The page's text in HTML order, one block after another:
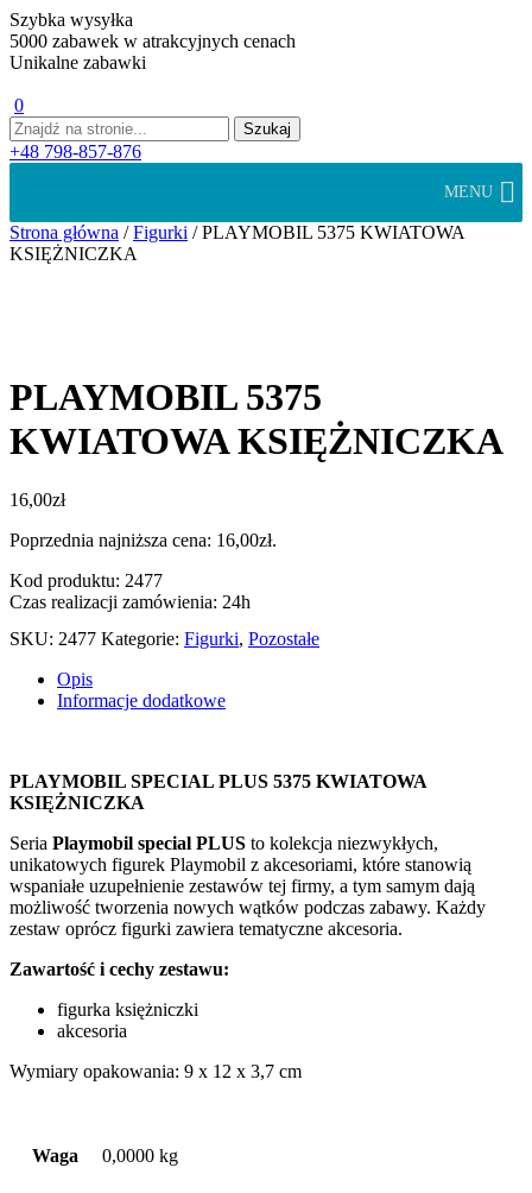
Szybka wysyłka
5000 zabawek w atrakcyjnych cenach
Unikalne zabawki
0
+48 798-857-876
MENU
Strona główna /Figurki / PLAYMOBIL 5375 KWIATOWA
KSIĘŻNICZKA
PLAYMOBIL 5375
KWIATOWA KSIĘŻNICZKA
16,00zł
Poprzednia najniższa cena: 16,00zł.
Kod produktu: 2477
Czas realizacji zamówienia: 24h
SKU: 2477 Kategorie: Figurki, Pozostałe
Opis
Informacje dodatkowe
PLAYMOBIL SPECIAL PLUS 5375 KWIATOWA
KSIĘŻNICZKA
Seria Playmobil special PLUS to kolekcja niezwykłych,
unikatowych figurek Playmobil z akcesoriami, które stanowią
wspaniałe uzupełnienie zestawów tej firmy, a tym samym dają
możliwość tworzenia nowych wątków podczas zabawy. Każdy
zestaw oprócz figurki zawiera tematyczne akcesoria.
Zawartość i cechy zestawu:
figurka księżniczki
akcesoria
Wymiary opakowania: 9 x 12 x 3,7 cm
Waga 0,0000 kg